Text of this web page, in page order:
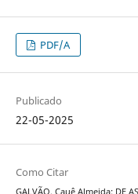
PDF/A
Publicado
22-05-2025
Como Citar
GALVÃO, Cauê Almeida; DE